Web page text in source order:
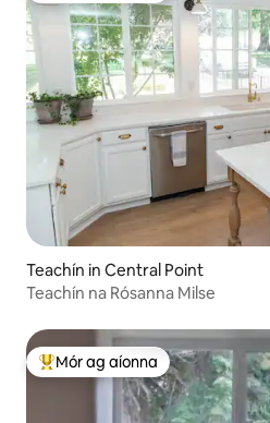
Teachín in Central Point
Teachín na Rósanna Milse
An-mhór ag aíonna
Mór ag aíonna